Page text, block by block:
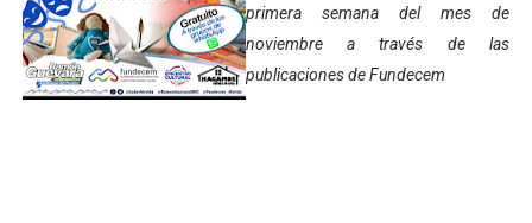
Gobernación de Mérida fortalece el desarrollo
Corposalud inició talleres para aspirantes al curso de
primera semana del mes de
noviembre a través de las
publicaciones de Fundecem